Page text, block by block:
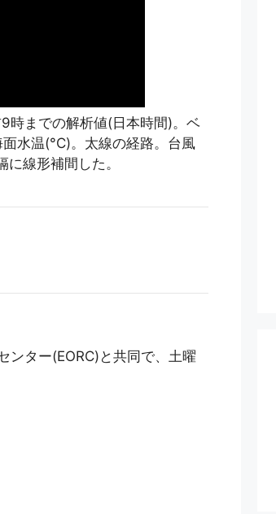
時までの解析値(日本時間)。ベ
水温(°C)。太線の経路。台風
線形補間した。
ンター(EORC)と共同で、土曜